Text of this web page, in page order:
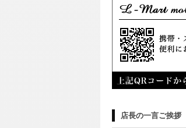
店長の一言ご挨拶